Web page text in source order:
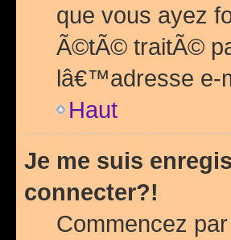
que vous ayez
Ã©tÃ© traitÃ©
lâ€™adresse e-
Haut
Je me suis
connecter?!
Commencez